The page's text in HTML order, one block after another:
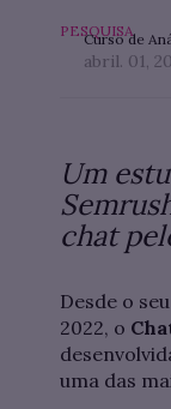
PESQUISA
Curso de
abril. 01,
Um
chat
Desde o
2022, o
uma das